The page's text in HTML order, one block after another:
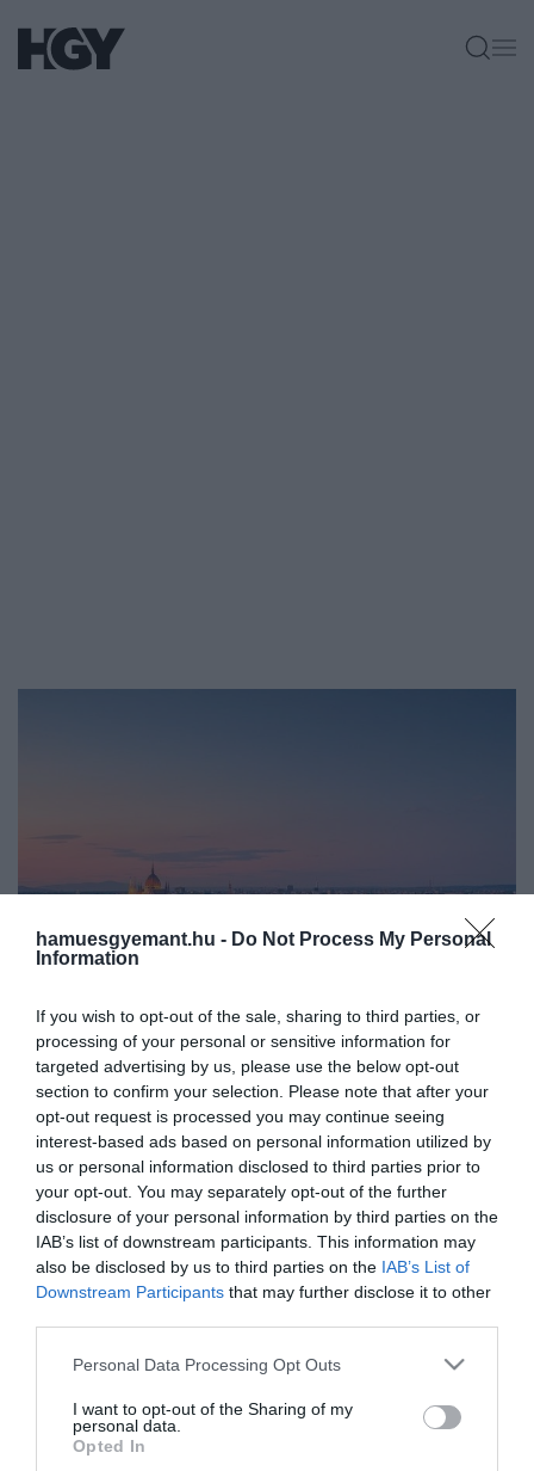
hamuesgyemant.hu - Do Not Process My Personal
Information
If you wish to opt-out of the sale, sharing to third parties, or
processing of your personal or sensitive information for
targeted advertising by us, please use the below opt-out
section to confirm your selection. Please note that after your
opt-out request is processed you may continue seeing
interest-based ads based on personal information utilized by
us or personal information disclosed to third parties prior to
your opt-out. You may separately opt-out of the further
disclosure of your personal information by third parties on the
IAB’s list of downstream participants. This information may
also be disclosed by us to third parties on the IAB’s List of
Downstream Participants that may further disclose it to other
Please note that this website/app uses one or more Google
not limited to your visit or usage behaviour. You may click to
grant or deny consent to Google and its third-party tags to
use your data for below specified purposes in below Google
Personal Data Processing Opt Outs
I want to opt-out of the Sharing of my
personal data.
Opted In
Az European Waterways nevű hajós
utazásokkal foglalkozó cég összegyűjtötte
kontinensünk legtöbbször fotózott folyóit.
Az ötvenes listát az Instagramon használt
hashtagek mennyisége alapján
rangsorolta az oldal. Nézzük is, mely vizek
mentén kattannak legtöbbször a
2023. OKTÓBER 1. ● HAMU ÉS GYÉMÁNT
Temzétől a Dunáig – Európa 6
legfotózottabb folyója
HAMU ÉS GYÉMÁNT